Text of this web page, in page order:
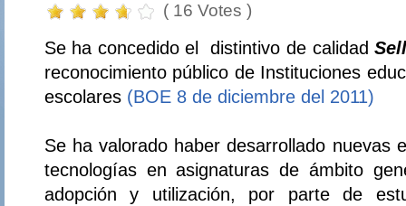
( 16 Votes )
Se ha concedido el distintivo de calidad
reconocimiento público de Instituciones
escolares(BOE 8 de diciembre del 2011)
Se ha valorado haber desarrollado nuevas
tecnologías en asignaturas de ámbito
adopción y utilización, por parte de